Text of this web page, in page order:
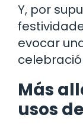
Y, por
evocar
Más
usos